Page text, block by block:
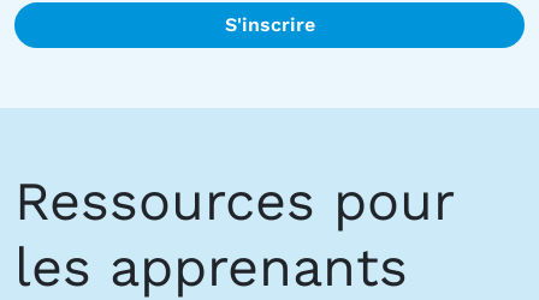
S'inscrire
Ressources pour
les apprenants